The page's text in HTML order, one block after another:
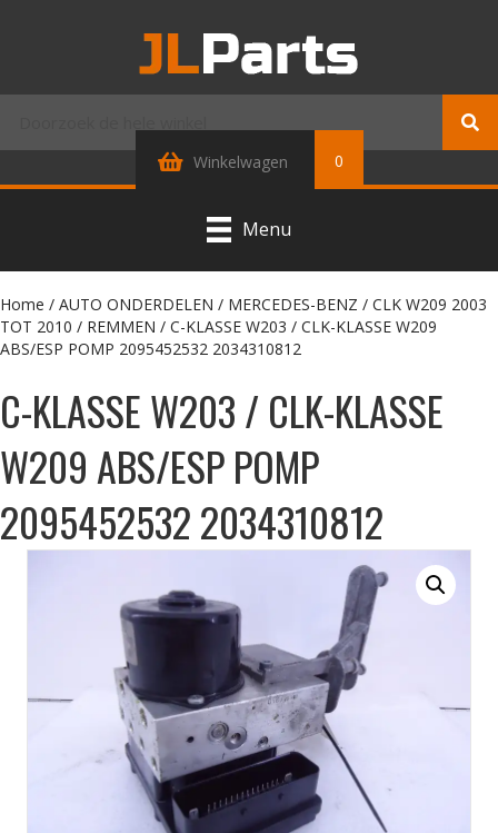
Winkelwagen 0
Menu
Home / AUTO ONDERDELEN / MERCEDES-BENZ / CLK W209 2003
TOT 2010 / REMMEN / C-KLASSE W203 / CLK-KLASSE W209
ABS/ESP POMP 2095452532 2034310812
C-KLASSE W203 / CLK-KLASSE
W209 ABS/ESP POMP
2095452532 2034310812